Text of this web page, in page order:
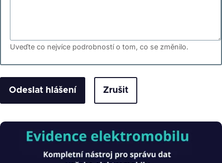
Uveďte co nejvíce podrobností o tom, co se změnilo.
Zrušit
Obrázek